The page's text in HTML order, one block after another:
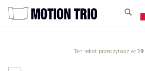
Ten tekst przeczytasz w: 19